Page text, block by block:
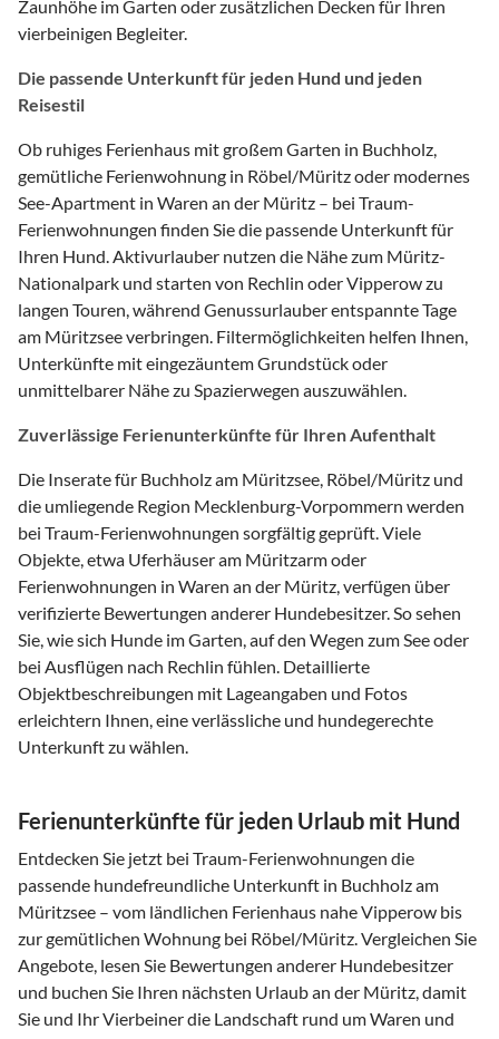
Zaunhöhe im Garten oder zusätzlichen Decken für Ihren
vierbeinigen Begleiter.
Die passende Unterkunft für jeden Hund und jeden
Reisestil
Ob ruhiges Ferienhaus mit großem Garten in Buchholz,
gemütliche Ferienwohnung in Röbel/Müritz oder modernes
See-Apartment in Waren an der Müritz – bei Traum-
Ferienwohnungen finden Sie die passende Unterkunft für
Ihren Hund. Aktivurlauber nutzen die Nähe zum Müritz-
Nationalpark und starten von Rechlin oder Vipperow zu
langen Touren, während Genussurlauber entspannte Tage
am Müritzsee verbringen. Filtermöglichkeiten helfen Ihnen,
Unterkünfte mit eingezäuntem Grundstück oder
unmittelbarer Nähe zu Spazierwegen auszuwählen.
Zuverlässige Ferienunterkünfte für Ihren Aufenthalt
Die Inserate für Buchholz am Müritzsee, Röbel/Müritz und
die umliegende Region Mecklenburg-Vorpommern werden
bei Traum-Ferienwohnungen sorgfältig geprüft. Viele
Objekte, etwa Uferhäuser am Müritzarm oder
Ferienwohnungen in Waren an der Müritz, verfügen über
verifizierte Bewertungen anderer Hundebesitzer. So sehen
Sie, wie sich Hunde im Garten, auf den Wegen zum See oder
bei Ausflügen nach Rechlin fühlen. Detaillierte
Objektbeschreibungen mit Lageangaben und Fotos
erleichtern Ihnen, eine verlässliche und hundegerechte
Unterkunft zu wählen.
Ferienunterkünfte für jeden Urlaub mit Hund
Entdecken Sie jetzt bei Traum-Ferienwohnungen die
passende hundefreundliche Unterkunft in Buchholz am
Müritzsee – vom ländlichen Ferienhaus nahe Vipperow bis
zur gemütlichen Wohnung bei Röbel/Müritz. Vergleichen Sie
Angebote, lesen Sie Bewertungen anderer Hundebesitzer
und buchen Sie Ihren nächsten Urlaub an der Müritz, damit
Sie und Ihr Vierbeiner die Landschaft rund um Waren und